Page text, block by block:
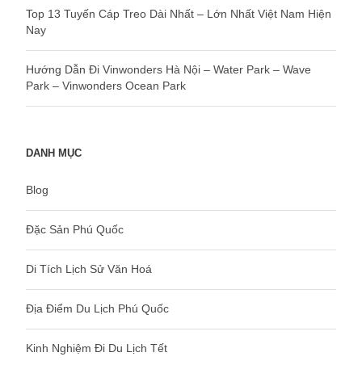
Top 13 Tuyến Cáp Treo Dài Nhất – Lớn Nhất Việt Nam Hiện
Nay
Hướng Dẫn Đi Vinwonders Hà Nội – Water Park – Wave
Park – Vinwonders Ocean Park
DANH MỤC
Blog
Đặc Sản Phú Quốc
Di Tích Lịch Sử Văn Hoá
Địa Điểm Du Lịch Phú Quốc
Kinh Nghiệm Đi Du Lịch Tết